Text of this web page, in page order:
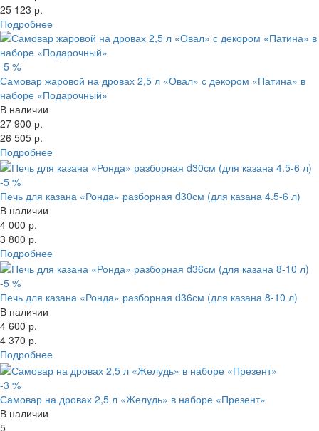
25 123 р.
Подробнее
-5 %
Самовар жаровой на дровах 2,5 л «Овал» с декором «Патина» в
наборе «Подарочный»
В наличии
27 900 р.
26 505 р.
Подробнее
-5 %
Печь для казана «Ронда» разборная d30см (для казана 4.5-6 л)
В наличии
4 000 р.
3 800 р.
Подробнее
-5 %
Печь для казана «Ронда» разборная d36см (для казана 8-10 л)
В наличии
4 600 р.
4 370 р.
Подробнее
-3 %
Самовар на дровах 2,5 л «Желудь» в наборе «Презент»
В наличии
5